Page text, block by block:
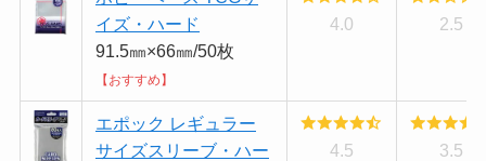
イズ・ハード
91.5㎜×66㎜/50枚
【おすすめ】
4.0 2.5
エポック レギュラー
サイズスリーブ・ハー
4.5 3.5